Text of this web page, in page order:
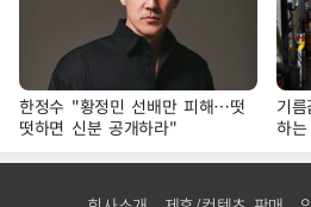
한정수 "황정민 선배만 피해…떳
떳하면 신분 공개하라"
기
하